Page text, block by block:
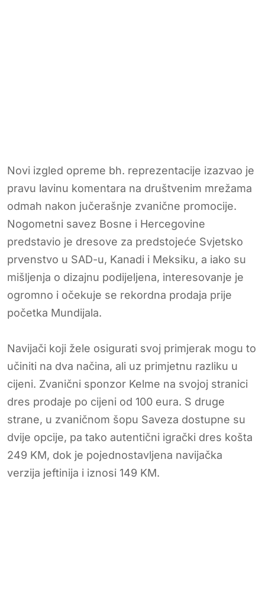
Novi izgled opreme bh. reprezentacije izazvao je
pravu lavinu komentara na društvenim mrežama
odmah nakon jučerašnje zvanične promocije.
Nogometni savez Bosne i Hercegovine
predstavio je dresove za predstojeće Svjetsko
prvenstvo u SAD-u, Kanadi i Meksiku, a iako su
mišljenja o dizajnu podijeljena, interesovanje je
ogromno i očekuje se rekordna prodaja prije
početka Mundijala.
Navijači koji žele osigurati svoj primjerak mogu to
učiniti na dva načina, ali uz primjetnu razliku u
cijeni. Zvanični sponzor Kelme na svojoj stranici
dres prodaje po cijeni od 100 eura. S druge
strane, u zvaničnom šopu Saveza dostupne su
dvije opcije, pa tako autentični igrački dres košta
249 KM, dok je pojednostavljena navijačka
verzija jeftinija i iznosi 149 KM.